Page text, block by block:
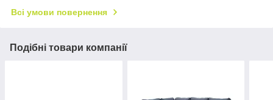
Всі умови повернення
Подібні товари компанії